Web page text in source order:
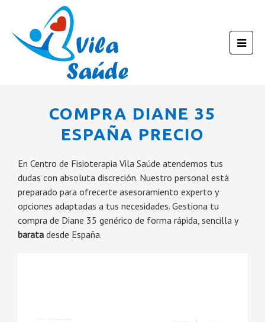
COMPRA DIANE 35
ESPAÑA PRECIO
En Centro de Fisioterapia Vila Saúde atendemos tus
dudas con absoluta discreción. Nuestro personal está
preparado para ofrecerte asesoramiento experto y
opciones adaptadas a tus necesidades. Gestiona tu
compra de Diane 35 genérico de forma rápida, sencilla y
barata desde España.